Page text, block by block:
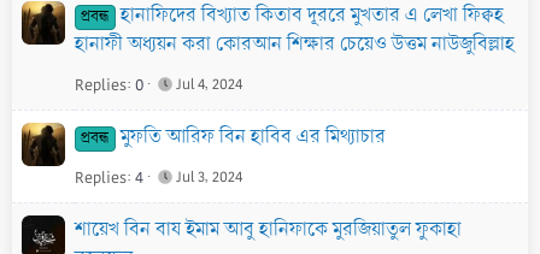
প্রবন্ধ হানাফিদের বিখ্যাত কিতাব দূররে মুখতার এ লেখা ফিক্বহ
হানাফী অধ্যয়ন করা কোরআন শিক্ষার চেয়েও উত্তম নাউজুবিল্লাহ
Replies 0 Jul 4, 2024
প্রবন্ধ মুফতি আরিফ বিন হাবিব এর মিথ্যাচার
Replies 4 Jul 3, 2024
শায়েখ বিন বায ইমাম আবু হানিফাকে মুরজিয়াতুল ফুকাহা